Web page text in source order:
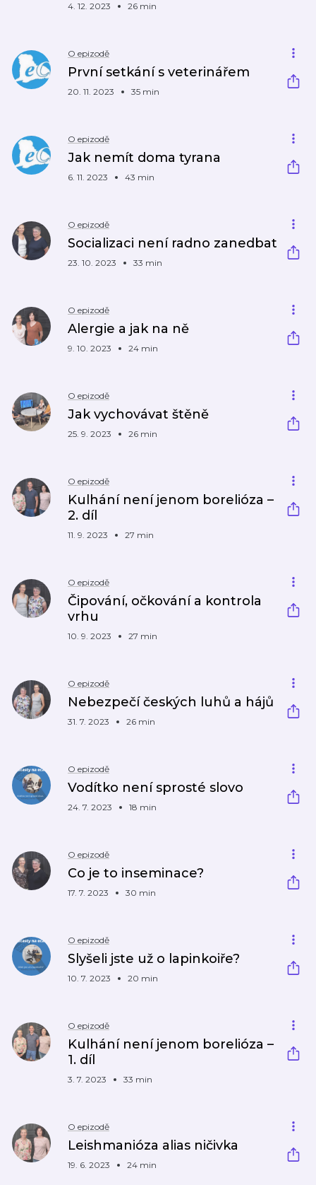
4. 12. 2023 26 min
O epizodě
První setkání s veterinářem
20. 11. 2023 35 min
O epizodě
Jak nemít doma tyrana
6. 11. 2023 43 min
O epizodě
Socializaci není radno zanedbat
23. 10. 2023 33 min
O epizodě
Alergie a jak na ně
9. 10. 2023 24 min
O epizodě
Jak vychovávat štěně
25. 9. 2023 26 min
O epizodě
Kulhání není jenom borelióza –
2. díl
11. 9. 2023 27 min
O epizodě
Čipování, očkování a kontrola
vrhu
10. 9. 2023 27 min
O epizodě
Nebezpečí českých luhů a hájů
31. 7. 2023 26 min
O epizodě
Vodítko není sprosté slovo
24. 7. 2023 18 min
O epizodě
Co je to inseminace?
17. 7. 2023 30 min
O epizodě
Slyšeli jste už o lapinkoiře?
10. 7. 2023 20 min
O epizodě
Kulhání není jenom borelióza –
1. díl
3. 7. 2023 33 min
O epizodě
Leishmanióza alias ničivka
19. 6. 2023 24 min